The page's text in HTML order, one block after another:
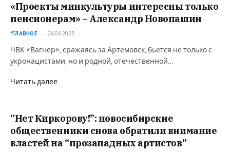
«Проекты минкультуры интересны только
пенсионерам» – Александр Новопашин
*ГЛАВНОЕ 06.06.2023
ЧВК «Вагнер», сражаясь за Артемовск, бьется не только с
укронацистами, но и родной, отечественной…
Читать далее
“Нет Киркорову!”: новосибирские
общественники снова обратили внимание
властей на “прозападных артистов”